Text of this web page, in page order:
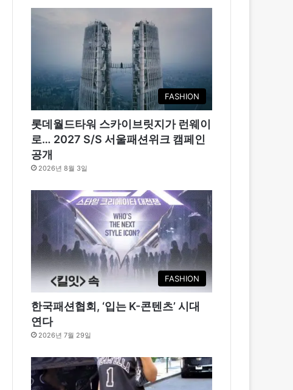
FASHION
롯데월드타워 스카이브릿지가 런웨이
로… 2027 S/S 서울패션위크 캠페인
공개
2026년 8월 3일
FASHION
한국패션협회, ‘입는 K-콘텐츠’ 시대
연다
2026년 7월 29일